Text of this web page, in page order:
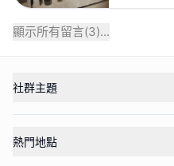
顯示所有留言(3)...
社群主題
熱門地點